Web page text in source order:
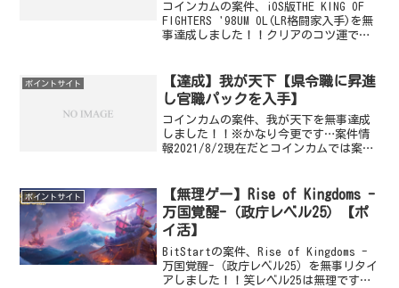
コインカムの案件、iOS版THE KING OF
FIGHTERS '98UM OL(LR格闘家入手)を無
事達成しました！！クリアのコツ運です
じですね。達成までの期間...
ポイントサイト
【達成】我が天下【県令職に昇進
し官職パックを入手】
コインカムの案件、我が天下を無事達成
しました！！※かなり今更です…案件情
報2021/8/2現在だとコインカムでは案件
インカムのポイ活メインです。還元額が
高めである...
ポイントサイト
【無理ゲー】Rise of Kingdoms -
万国覚醒-（政庁レベル25）【ポ
イ活】
BitStartの案件、Rise of Kingdoms -
万国覚醒-（政庁レベル25）を無事リタイ
アしました！！笑レベル25は無理です！